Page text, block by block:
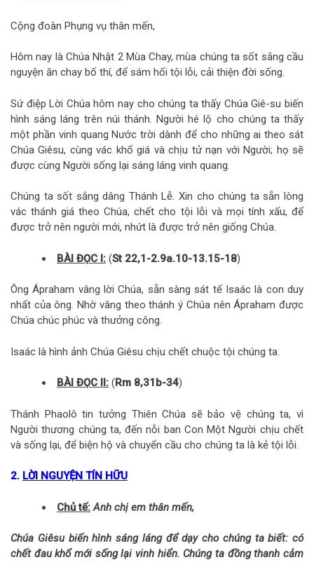
Cộng đoàn Phụng vụ thân mến,
Hôm nay là Chúa Nhật 2 Mùa Chay, mùa chúng ta sốt sắng cầu
nguyện ăn chay bố thí, để sám hối tội lỗi, cải thiện đời sống.
Sứ điệp Lời Chúa hôm nay cho chúng ta thấy Chúa Giê-su biến
hình sáng láng trên núi thánh. Người hé lộ cho chúng ta thấy
một phần vinh quang Nước trời dành để cho những ai theo sát
Chúa Giêsu, cùng vác khổ giá và chịu tử nạn với Người; họ sẽ
được cùng Người sống lại sáng láng vinh quang.
Chúng ta sốt sắng dâng Thánh Lễ. Xin cho chúng ta sẵn lòng
vác thánh giá theo Chúa, chết cho tội lỗi và mọi tính xấu, để
được trở nên người mới, nhứt là được trở nên giống Chúa.
BÀI ĐỌC I: (St 22,1-2.9a.10-13.15-18)
Ông Ápraham vâng lời Chúa, sẵn sàng sát tế Isaác là con duy
nhất của ông. Nhờ vâng theo thánh ý Chúa nên Ápraham được
Chúa chúc phúc và thưởng công.
Isaác là hình ảnh Chúa Giêsu chịu chết chuộc tội chúng ta.
BÀI ĐỌC II: (Rm 8,31b-34)
Thánh Phaolô tin tưởng Thiên Chúa sẽ bảo vệ chúng ta, vì
Người thương chúng ta, đến nỗi ban Con Một Người chịu chết
và sống lại, để biện hộ và chuyển cầu cho chúng ta là kẻ tội lỗi.
2. LỜI NGUYỆN TÍN HỮU
Chủ tế: Anh chị em thân mến,
Chúa Giêsu biến hình sáng láng để dạy cho chúng ta biết: có
chết đau khổ mới sống lại vinh hiển. Chúng ta đồng thanh cảm